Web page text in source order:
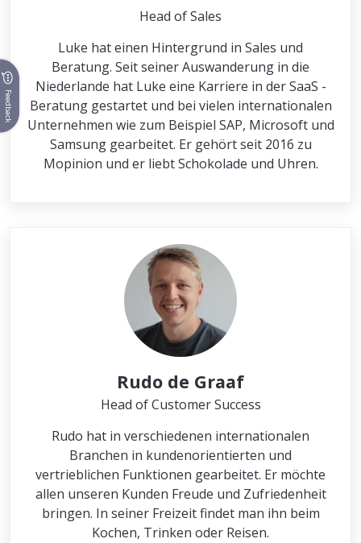
Head of Sales
Luke hat einen Hintergrund in Sales und
Beratung. Seit seiner Auswanderung in die
Niederlande hat Luke eine Karriere in der SaaS -
Beratung gestartet und bei vielen internationalen
Unternehmen wie zum Beispiel SAP, Microsoft und
Samsung gearbeitet. Er gehört seit 2016 zu
Mopinion und er liebt Schokolade und Uhren.
Rudo de Graaf
Head of Customer Success
Rudo hat in verschiedenen internationalen
Branchen in kundenorientierten und
vertrieblichen Funktionen gearbeitet. Er möchte
allen unseren Kunden Freude und Zufriedenheit
bringen. In seiner Freizeit findet man ihn beim
Kochen, Trinken oder Reisen.
Feedback